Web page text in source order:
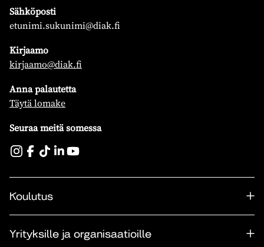
Sähköposti
etunimi.sukunimi@diak.fi
Kirjaamo
kirjaamo@diak.fi
Anna palautetta
Täytä lomake
Seuraa meitä somessa
Koulutus
Yrityksille ja organisaatioille